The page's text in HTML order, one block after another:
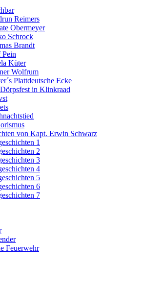
Reimers
Obermeyer
Schrock
Brandt
Küter
Wolfrum
Plattdeutsche Ecke
in Klinkraad
von Kapt. Erwin Schwarz
1
2
3
4
5
6
7
Feuerwehr